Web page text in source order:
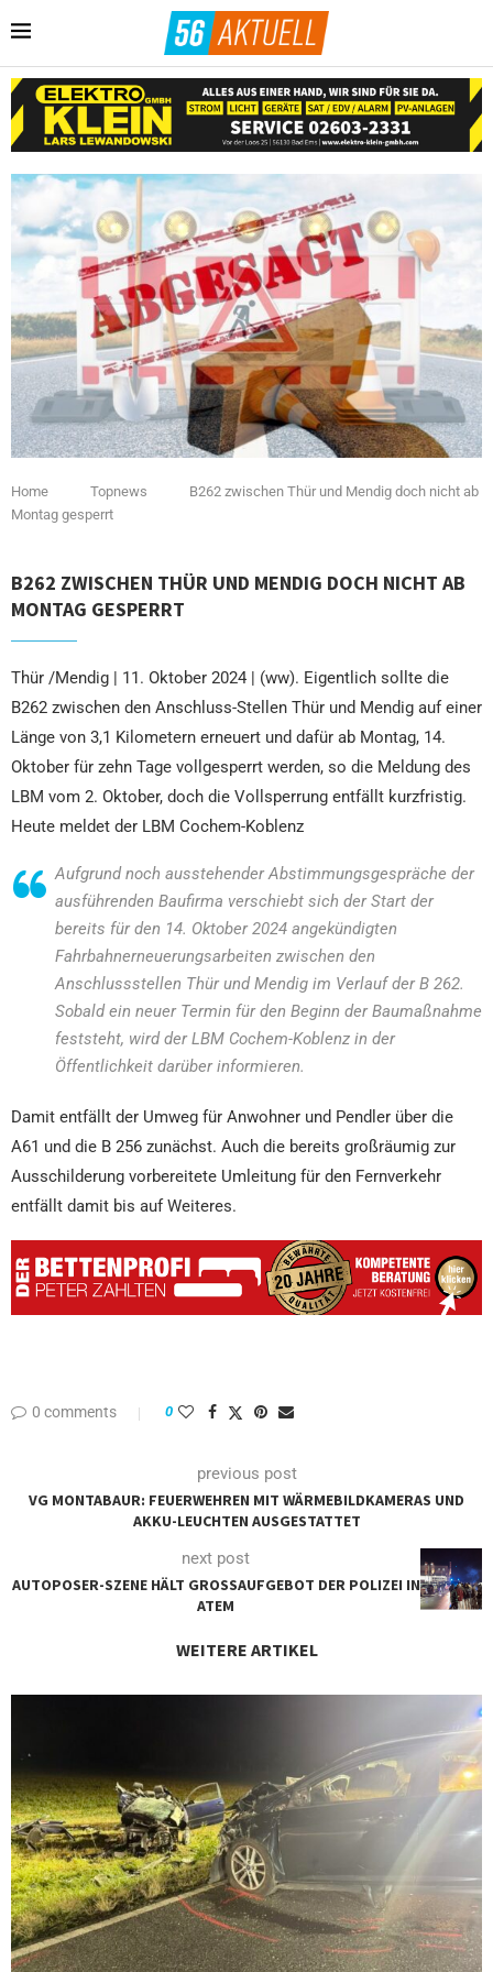
Home Topnews
B262 zwischen Thür und Mendig doch nicht ab
Montag gesperrt
B262 ZWISCHEN THÜR UND MENDIG DOCH NICHT AB
MONTAG GESPERRT
Thür /Mendig | 11. Oktober 2024 | (ww). Eigentlich sollte die
B262 zwischen den Anschluss-Stellen Thür und Mendig auf einer
Länge von 3,1 Kilometern erneuert und dafür ab Montag, 14.
Oktober für zehn Tage vollgesperrt werden, so die Meldung des
LBM vom 2. Oktober, doch die Vollsperrung entfällt kurzfristig.
Heute meldet der LBM Cochem-Koblenz
Aufgrund noch ausstehender Abstimmungsgespräche der
ausführenden Baufirma verschiebt sich der Start der
bereits für den 14. Oktober 2024 angekündigten
Fahrbahnerneuerungsarbeiten zwischen den
Anschlussstellen Thür und Mendig im Verlauf der B 262.
Sobald ein neuer Termin für den Beginn der Baumaßnahme
feststeht, wird der LBM Cochem-Koblenz in der
Öffentlichkeit darüber informieren.
Damit entfällt der Umweg für Anwohner und Pendler über die
A61 und die B 256 zunächst. Auch die bereits großräumig zur
Ausschilderung vorbereitete Umleitung für den Fernverkehr
entfällt damit bis auf Weiteres.
0 comments 0
previous post
VG MONTABAUR: FEUERWEHREN MIT WÄRMEBILDKAMERAS UND
AKKU-LEUCHTEN AUSGESTATTET
next post
AUTOPOSER-SZENE HÄLT GROSSAUFGEBOT DER POLIZEI IN A
TEM
WEITERE ARTIKEL